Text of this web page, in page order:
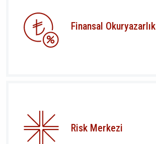
Finansal Okuryazarlık
Risk Merkezi